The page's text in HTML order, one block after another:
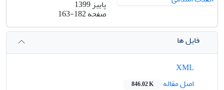
پاییز 1399
صفحه163-182
فایل ها
اصل مقاله
846.02 K